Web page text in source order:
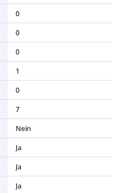
0
0
0
1
0
7
Nein
Ja
Ja
Ja